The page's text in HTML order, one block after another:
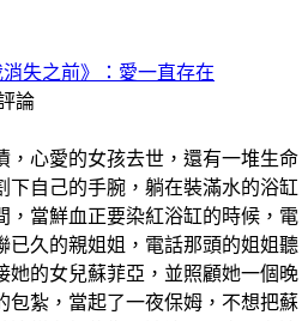
失之前》：愛一直存在
論
，心愛的女孩去世，還有一堆生命
下自己的手腕，躺在裝滿水的浴缸
，當鮮血正要染紅浴缸的時候，電
已久的親姐姐，電話那頭的姐姐聽
她的女兒蘇菲亞，並照顧她一個晚
包紮，當起了一夜保姆，不想把蘇